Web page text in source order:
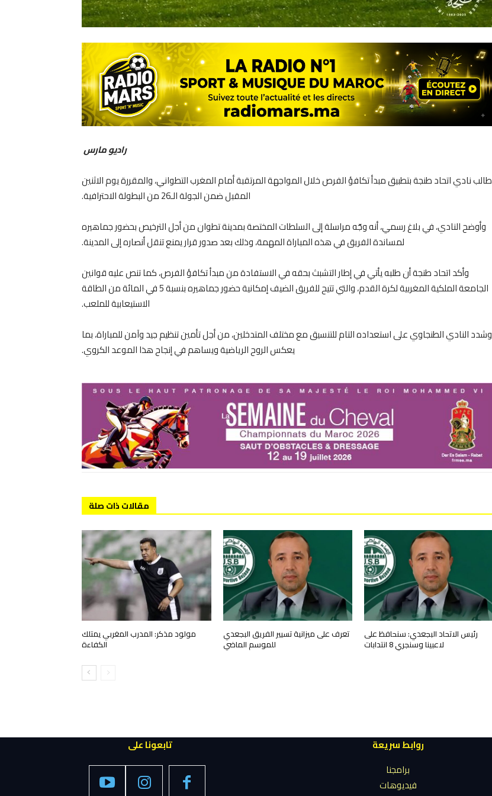
راديو مارس
طالب نادي اتحاد طنجة بتطبيق مبدأ تكافؤ الفرص خلال المواجهة المرتقبة أمام المغرب التطواني، والمقررة يوم الاثنين
المقبل ضمن الجولة الـ26 من البطولة الاحترافية.
وأوضح النادي، في بلاغ رسمي، أنه وجّه مراسلة إلى السلطات المختصة بمدينة تطوان من أجل الترخيص بحضور جماهيره
لمساندة الفريق في هذه المباراة المهمة، وذلك بعد صدور قرار يمنع تنقل أنصاره إلى المدينة.
وأكد اتحاد طنجة أن طلبه يأتي في إطار التشبث بحقه في الاستفادة من مبدأ تكافؤ الفرص، كما تنص عليه قوانين
الجامعة الملكية المغربية لكرة القدم، والتي تتيح للفريق الضيف إمكانية حضور جماهيره بنسبة 5 في المائة من الطاقة
الاستيعابية للملعب.
وشدد النادي الطنجاوي على استعداده التام للتنسيق مع مختلف المتدخلين، من أجل تأمين تنظيم جيد وآمن للمباراة، بما
يعكس الروح الرياضية ويساهم في إنجاح هذا الموعد الكروي.
مقالات ذات صلة
رئيس الاتحاد البجعدي: سنحافظ على
لاعبينا وسنجري 8 انتدابات
تعرف على ميزانية تسيير الفريق البجعدي
للموسم الماضي
مولود مذكر: المدرب المغربي يمتلك
الكفاءة
تابعونا على
روابط سريعة
برامجنا
فيديوهات